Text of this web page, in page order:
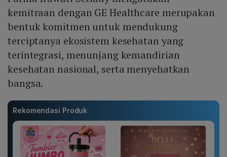
kemitraan dengan GE Healthcare merupakan
bentuk komitmen untuk mendukung
terciptanya ekosistem kesehatan yang
terintegrasi, menunjang kemandirian
kesehatan nasional, serta menyehatkan
bangsa.
Rekomendasi Produk